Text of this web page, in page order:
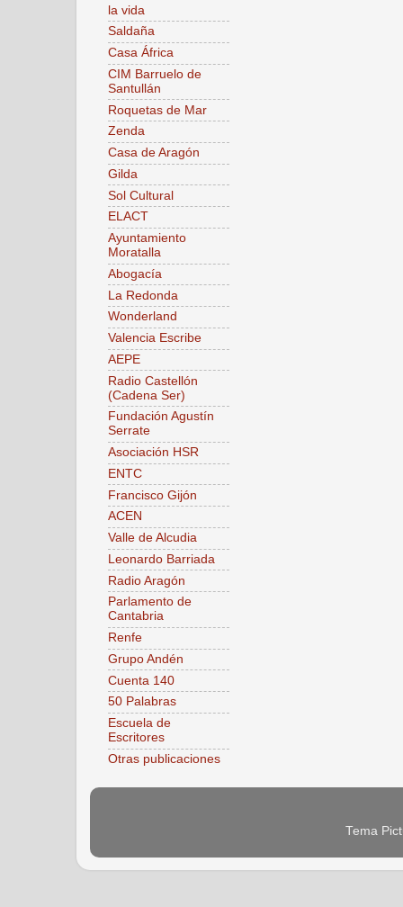
la vida
Saldaña
Casa África
CIM Barruelo de
Santullán
Roquetas de Mar
Zenda
Casa de Aragón
Gilda
Sol Cultural
ELACT
Ayuntamiento
Moratalla
Abogacía
La Redonda
Wonderland
Valencia Escribe
AEPE
Radio Castellón
(Cadena Ser)
Fundación Agustín
Serrate
Asociación HSR
ENTC
Francisco Gijón
ACEN
Valle de Alcudia
Leonardo Barriada
Radio Aragón
Parlamento de
Cantabria
Renfe
Grupo Andén
Cuenta 140
50 Palabras
Escuela de
Escritores
Otras publicaciones
Tema